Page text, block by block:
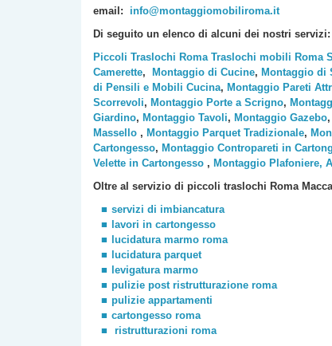
email: info@montaggiomobiliroma.it
Di seguito un elenco di alcuni dei nostri servizi:
Piccoli Traslochi Roma Traslochi mobili Roma
Camerette, Montaggio di Cucine, Montaggio di
di Pensili e Mobili Cucina, Montaggio Pareti
Scorrevoli, Montaggio Porte a Scrigno,
Giardino, Montaggio Tavoli, Montaggio Gazebo,
Massello , Montaggio Parquet Tradizionale,
Cartongesso, Montaggio Contropareti in
Velette in Cartongesso , Montaggio Plafoniere,
Oltre al servizio di piccoli traslochi Roma
servizi di imbiancatura
lavori in cartongesso
lucidatura marmo roma
lucidatura parquet
levigatura marmo
pulizie post ristrutturazione roma
pulizie appartamenti
cartongesso roma
ristrutturazioni roma